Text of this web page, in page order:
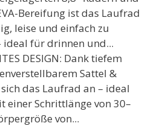
Bereifung ist das Laufrad
leise und einfach zu
ideal für drinnen und...
DESIGN: Dank tiefem
Sattel &
das Laufrad an – ideal
einer Schrittlänge von 30–
von...